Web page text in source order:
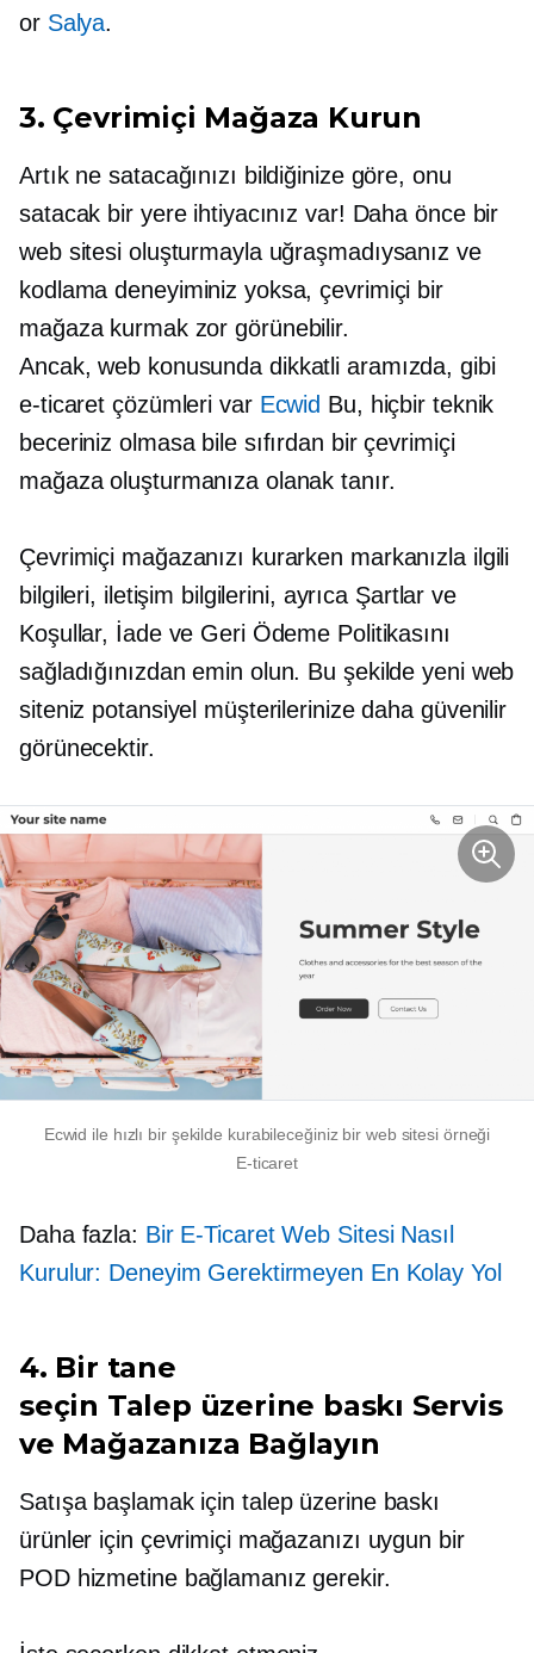
or Salya.
3. Çevrimiçi Mağaza Kurun
Artık ne satacağınızı bildiğinize göre, onu
satacak bir yere ihtiyacınız var! Daha önce bir
web sitesi oluşturmayla uğraşmadıysanız ve
kodlama deneyiminiz yoksa, çevrimiçi bir
mağaza kurmak zor görünebilir.
Ancak,web konusunda dikkatli aramızda, gibi
e-ticaret çözümleri var Ecwid Bu, hiçbir teknik
beceriniz olmasa bile sıfırdan bir çevrimiçi
mağaza oluşturmanıza olanak tanır.
Çevrimiçi mağazanızı kurarken markanızla ilgili
bilgileri, iletişim bilgilerini, ayrıca Şartlar ve
Koşullar, İade ve Geri Ödeme Politikasını
sağladığınızdan emin olun. Bu şekilde yeni web
siteniz potansiyel müşterilerinize daha güvenilir
görünecektir.
Ecwid ile hızlı bir şekilde kurabileceğiniz bir web sitesi örneği
E-ticaret
Daha fazla: Bir E-Ticaret Web Sitesi Nasıl
Kurulur: Deneyim Gerektirmeyen En Kolay Yol
4. Bir tane
seçin Talep üzerine baskı Servis
ve Mağazanıza Bağlayın
Satışa başlamak için talep üzerine baskı
ürünler için çevrimiçi mağazanızı uygun bir
POD hizmetine bağlamanız gerekir.